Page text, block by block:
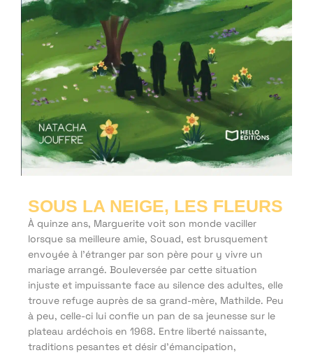
SOUS LA NEIGE, LES FLEURS
À quinze ans, Marguerite voit son monde vaciller
lorsque sa meilleure amie, Souad, est brusquement
envoyée à l’étranger par son père pour y vivre un
mariage arrangé. Bouleversée par cette situation
injuste et impuissante face au silence des adultes, elle
trouve refuge auprès de sa grand-mère, Mathilde. Peu
à peu, celle-ci lui confie un pan de sa jeunesse sur le
plateau ardéchois en 1968. Entre liberté naissante,
traditions pesantes et désir d’émancipation,